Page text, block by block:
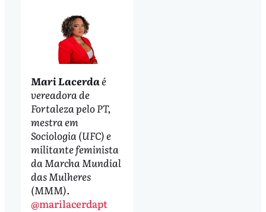
Mari Lacerdaé
vereadora de
Fortaleza pelo PT,
mestra em
Sociologia (UFC) e
militante feminista
da Marcha Mundial
das Mulheres
(MMM).
@marilacerdapt